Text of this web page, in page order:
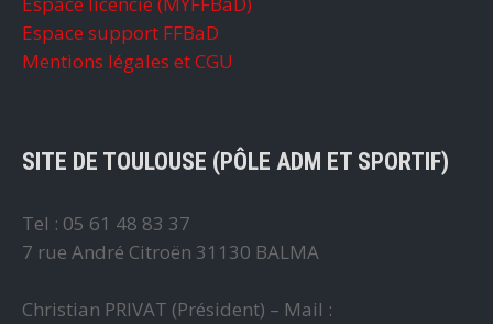
Espace support FFBaD
Mentions légales et CGU
SITE DE TOULOUSE (PÔLE ADM ET SPORTIF)
Tel : 05 61 48 83 37
7 rue André Citroën 31130 BALMA
Christian PRIVAT (Président) – Mail :